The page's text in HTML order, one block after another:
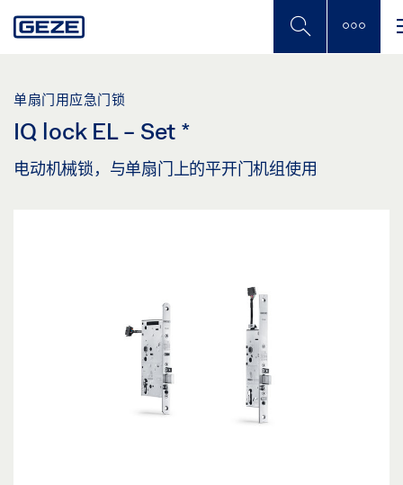
to
单扇门用应急门锁
IQ lock EL - Set *
电动机械锁，与单扇门上的平开门机组使用